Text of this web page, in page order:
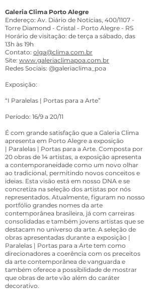
Galeria Clima Porto Alegre
Endereço: Av. Diário de Notícias, 400/1107 -
Torre Diamond - Cristal - Porto Alegre - RS
Horário de visitação: de terça a sábado, das
13h às 19h
Contato: olga@clima.com.br
Site: www.galeriaclimapoa.com.br
Redes Sociais: @galeriaclima_poa
Exposição:
“I Paralelas | Portas para a Arte”
Período: 16/9 a 20/11
É com grande satisfação que a Galeria Clima
apresenta em Porto Alegre a exposição
| Paralelas | Portas para a Arte. Composta por
20 obras de 14 artistas, a exposição apresenta
a contemporaneidade como um novo olhar
ao tradicional, permitindo novos conceitos e
ideias. Esta visão está em nosso DNA e se
concretiza na seleção dos artistas por nós
representados. Atualmente, figuram no nosso
portfólio grandes nomes da arte
contemporânea brasileira, já com carreiras
consolidadas e também jovens artistas que se
destacam no universo da arte. A seleção de
obras apresentadas durante a exposição |
Paralelas | Portas para a Arte tem como
direcionadores a coerência com os preceitos
da arte contemporânea de vanguarda e
também oferece a possibilidade de mostrar
que obras de arte vão além do caráter
decorativo.